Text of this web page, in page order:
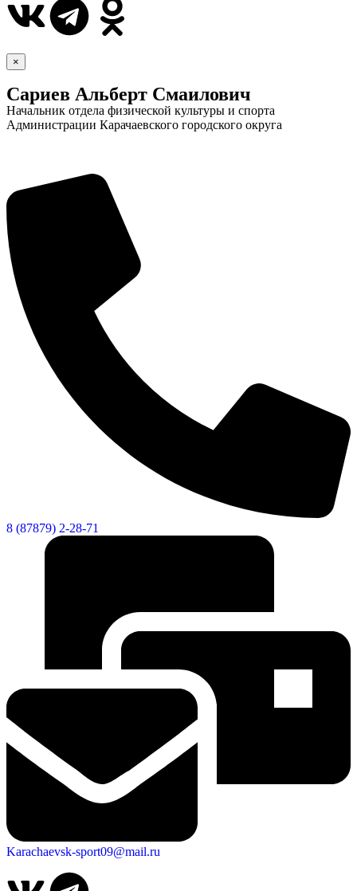
×
Сариев Альберт Смаилович
Начальник отдела физической культуры и спорта
Администрации Карачаевского городского округа
8 (87879) 2-28-71
Karachaevsk-sport09@mail.ru